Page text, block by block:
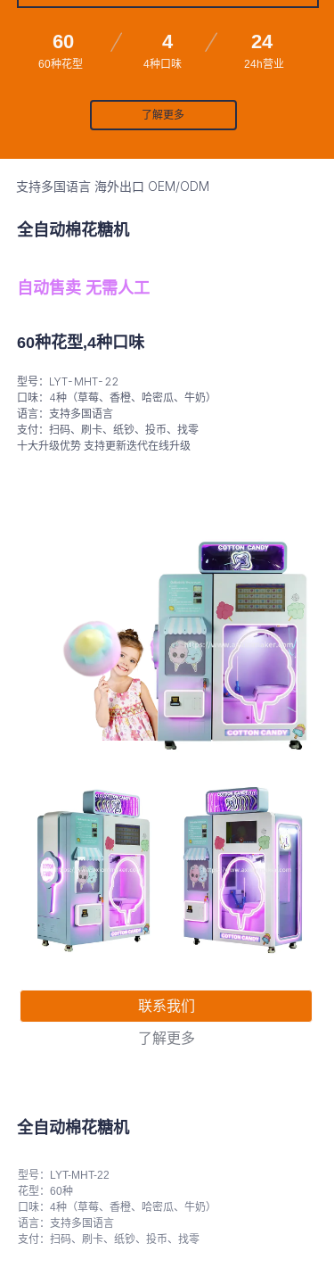
60
60种花型
4 24
4种口味 24h营业
了解更多
全自动棉花糖机
型号：LYT-MHT-22
口味：4种（草莓、香橙、哈密瓜、牛奶）
语言：支持多国语言
支付：扫码、刷卡、纸钞、投币、找零
十大升级优势 支持更新迭代在线升级
联系我们
自动售卖 无需人工
支持多国语言 海外出口 OEM/ODM
了解更多
60种花型,4种口味
全自动棉花糖机
型号：LYT-MHT-22
花型：60种
口味：4种（草莓、香橙、哈密瓜、牛奶）
语言：支持多国语言
支付：扫码、刷卡、纸钞、投币、找零